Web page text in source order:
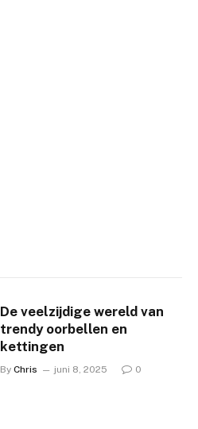
De veelzijdige wereld van
trendy oorbellen en
kettingen
By Chris juni 8, 2025 0